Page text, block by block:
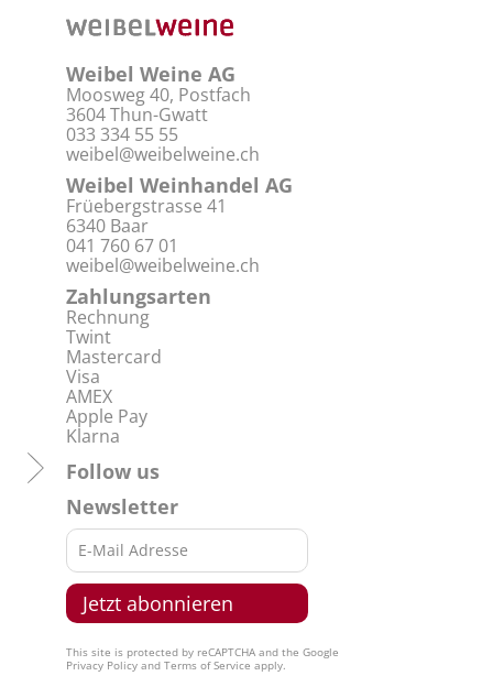
Weibel Weine AG
Moosweg 40, Postfach
3604 Thun-Gwatt
033 334 55 55
weibel@weibelweine.ch
Weibel Weinhandel AG
Früebergstrasse 41
6340 Baar
041 760 67 01
weibel@weibelweine.ch
Zahlungsarten
Rechnung
Twint
Mastercard
Visa
AMEX
Apple Pay
Klarna
Follow us
Newsletter
This site is protected by reCAPTCHA and the Google
Privacy Policy and Terms of Service apply.